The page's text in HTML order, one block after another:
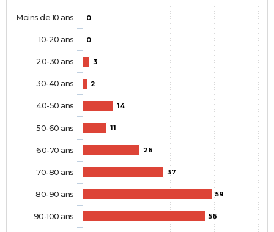
0
0
3
2
14
11
26
37
59
56
Moins de 10 ans
10-20 ans
20-30 ans
30-40 ans
40-50 ans
50-60 ans
60-70 ans
70-80 ans
80-90 ans
90-100 ans